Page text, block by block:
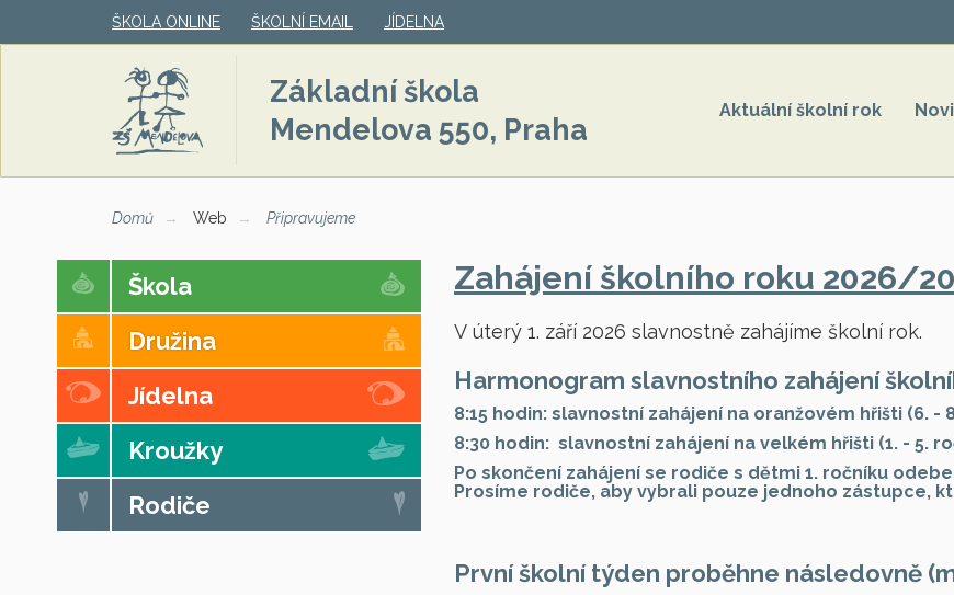
ŠKOLA ONLINE ŠKOLNÍ EMAIL JÍDELNA
Základní škola
Mendelova 550, Praha
Aktuální školní rok
Domů Web Připravujeme
Škola
Družina
Jídelna
Kroužky
Rodiče
Zahájení školního roku 2026/
V úterý 1. září 2026 slavnostně zahájíme školní rok.
Harmonogram slavnostního zahájení
8:15 hodin: slavnostní zahájení na oranžovém hřišti (6. -
8:30 hodin: slavnostní zahájení na velkém hřišti (1. - 5.
Po skončení zahájení se rodiče s dětmi 1. ročníku
Prosíme rodiče, aby vybrali pouze jednoho zástupce,
První školní týden proběhne následovně